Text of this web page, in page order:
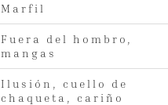
Marfil
Fuera del hombro,
mangas
Ilusión, cuello de
chaqueta, cariño